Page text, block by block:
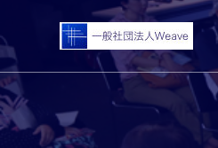
テ
ン
ツ
へ